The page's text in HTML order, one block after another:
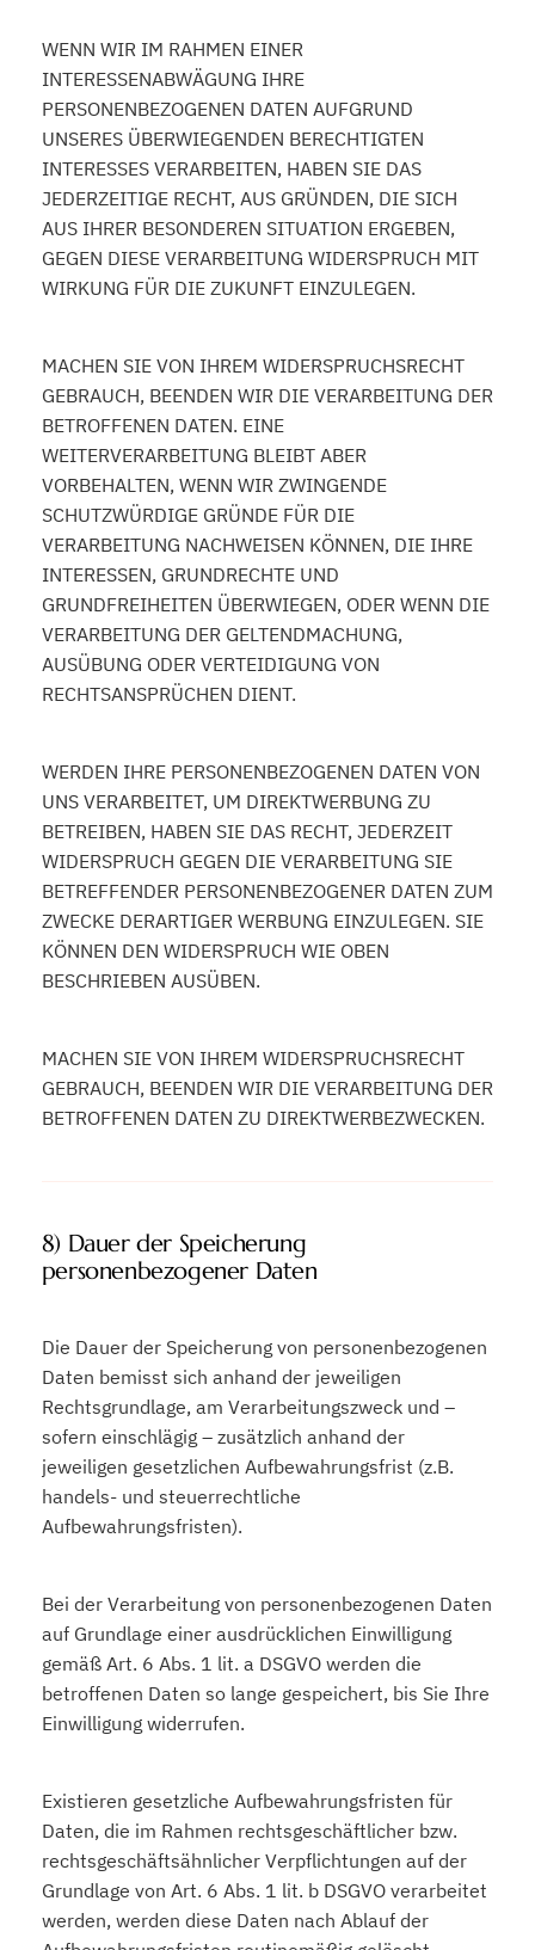
WENN WIR IM RAHMEN EINER
INTERESSENABWÄGUNG IHRE
PERSONENBEZOGENEN DATEN AUFGRUND
UNSERES ÜBERWIEGENDEN BERECHTIGTEN
INTERESSES VERARBEITEN, HABEN SIE DAS
JEDERZEITIGE RECHT, AUS GRÜNDEN, DIE SICH
AUS IHRER BESONDEREN SITUATION ERGEBEN,
GEGEN DIESE VERARBEITUNG WIDERSPRUCH MIT
WIRKUNG FÜR DIE ZUKUNFT EINZULEGEN.
MACHEN SIE VON IHREM WIDERSPRUCHSRECHT
GEBRAUCH, BEENDEN WIR DIE VERARBEITUNG DER
BETROFFENEN DATEN. EINE
WEITERVERARBEITUNG BLEIBT ABER
VORBEHALTEN, WENN WIR ZWINGENDE
SCHUTZWÜRDIGE GRÜNDE FÜR DIE
VERARBEITUNG NACHWEISEN KÖNNEN, DIE IHRE
INTERESSEN, GRUNDRECHTE UND
GRUNDFREIHEITEN ÜBERWIEGEN, ODER WENN DIE
VERARBEITUNG DER GELTENDMACHUNG,
AUSÜBUNG ODER VERTEIDIGUNG VON
RECHTSANSPRÜCHEN DIENT.
WERDEN IHRE PERSONENBEZOGENEN DATEN VON
UNS VERARBEITET, UM DIREKTWERBUNG ZU
BETREIBEN, HABEN SIE DAS RECHT, JEDERZEIT
WIDERSPRUCH GEGEN DIE VERARBEITUNG SIE
BETREFFENDER PERSONENBEZOGENER DATEN ZUM
ZWECKE DERARTIGER WERBUNG EINZULEGEN. SIE
KÖNNEN DEN WIDERSPRUCH WIE OBEN
BESCHRIEBEN AUSÜBEN.
MACHEN SIE VON IHREM WIDERSPRUCHSRECHT
GEBRAUCH, BEENDEN WIR DIE VERARBEITUNG DER
BETROFFENEN DATEN ZU DIREKTWERBEZWECKEN.
8) Dauer der Speicherung
personenbezogener Daten
Die Dauer der Speicherung von personenbezogenen
Daten bemisst sich anhand der jeweiligen
Rechtsgrundlage, am Verarbeitungszweck und –
sofern einschlägig – zusätzlich anhand der
jeweiligen gesetzlichen Aufbewahrungsfrist (z.B.
handels- und steuerrechtliche
Aufbewahrungsfristen).
Bei der Verarbeitung von personenbezogenen Daten
auf Grundlage einer ausdrücklichen Einwilligung
gemäß Art. 6 Abs. 1 lit. a DSGVO werden die
betroffenen Daten so lange gespeichert, bis Sie Ihre
Einwilligung widerrufen.
Existieren gesetzliche Aufbewahrungsfristen für
Daten, die im Rahmen rechtsgeschäftlicher bzw.
rechtsgeschäftsähnlicher Verpflichtungen auf der
Grundlage von Art. 6 Abs. 1 lit. b DSGVO verarbeitet
werden, werden diese Daten nach Ablauf der